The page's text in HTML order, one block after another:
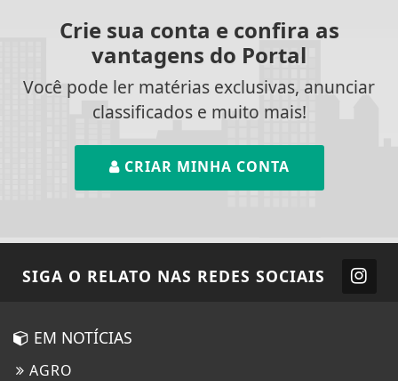
Crie sua conta e confira as
vantagens do Portal
Você pode ler matérias exclusivas, anunciar
classificados e muito mais!
CRIAR MINHA CONTA
SIGA O RELATO NAS REDES SOCIAIS
EM NOTÍCIAS
AGRO